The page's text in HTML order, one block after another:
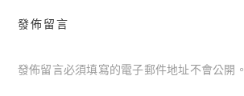
發佈留言
發佈留言必須填寫的電子郵件地址不會公開。